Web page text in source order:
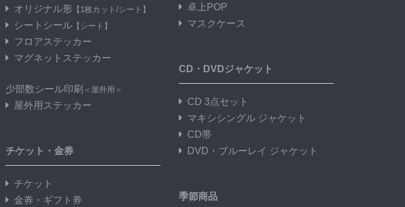
オリジナル形 【1枚カット/シート】
シートシール 【シート】
フロアステッカー
マグネットステッカー
少部数シール印刷 ＜屋外用＞
屋外用ステッカー
チケット・金券
チケット
金券・ギフト券
卓上POP
マスクケース
CD・DVDジャケット
CD 3点セット
マキシシングル ジャケット
CD帯
DVD・ブルーレイ ジャケット
季節商品